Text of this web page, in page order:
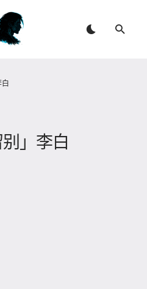
白
别」李白